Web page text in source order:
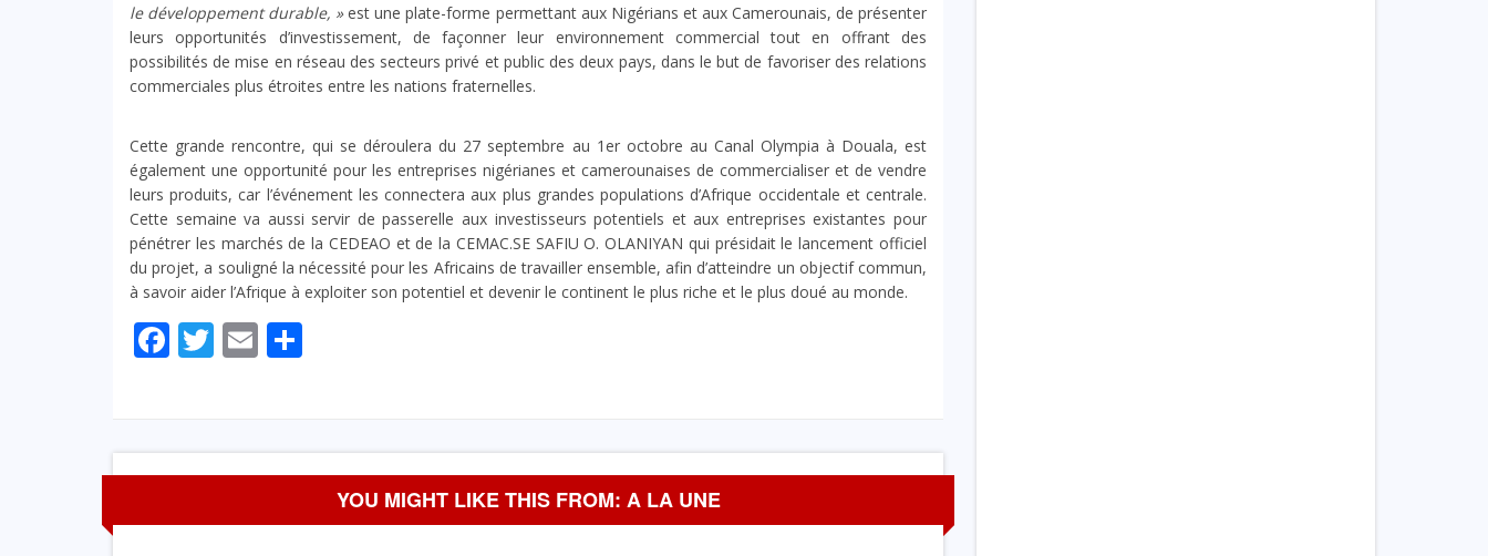
le développement durable, »est une plate-forme permettant aux Nigérians et aux Camerounais, de présenter
leurs opportunités d’investissement, de façonner leur environnement commercial tout en offrant des
possibilités de mise en réseau des secteurs privé et public des deux pays, dans le but de favoriser des relations
commerciales plus étroites entre les nations fraternelles.
Cette grande rencontre, qui se déroulera du 27 septembre au 1er octobre au Canal Olympia à Douala, est
également une opportunité pour les entreprises nigérianes et camerounaises de commercialiser et de vendre
leurs produits, car l’événement les connectera aux plus grandes populations d’Afrique occidentale et centrale.
Cette semaine va aussi servir de passerelle aux investisseurs potentiels et aux entreprises existantes pour
pénétrer les marchés de la CEDEAO et de la CEMAC.SE SAFIU O. OLANIYAN qui présidait le lancement officiel
du projet, a souligné la nécessité pour les Africains de travailler ensemble, afin d’atteindre un objectif commun,
à savoir aider l’Afrique à exploiter son potentiel et devenir le continent le plus riche et le plus doué au monde.
Facebook
Twitter
Email
YOU MIGHT LIKE THIS FROM: A LA UNE